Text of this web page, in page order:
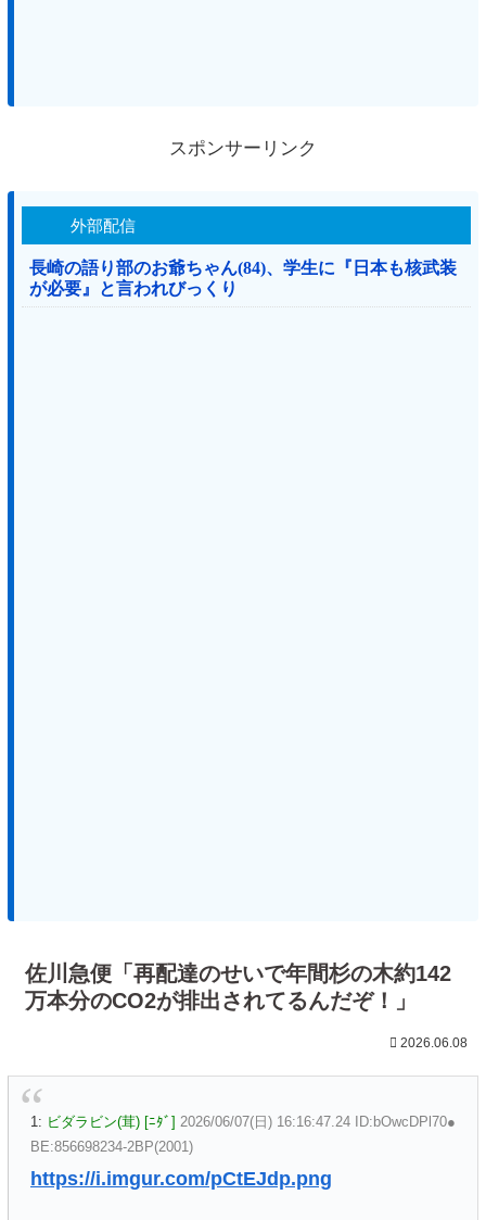
スポンサーリンク
外部配信
長崎の語り部のお爺ちゃん(84)、学生に『日本も核武装
が必要』と言われびっくり
佐川急便「再配達のせいで年間杉の木約142
万本分のCO2が排出されてるんだぞ！」
2026.06.08
1: ビダラビン(茸) [ﾆﾀﾞ] 2026/06/07(日) 16:16:47.24 ID:bOwcDPl70●
BE:856698234-2BP(2001)
https://i.imgur.com/pCtEJdp.png